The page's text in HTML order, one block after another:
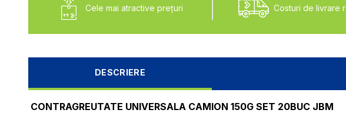
Cele mai atractive preţuri Costuri de livrare
DESCRIERE
CONTRAGREUTATE UNIVERSALA CAMION 150G SET 20BUC JBM